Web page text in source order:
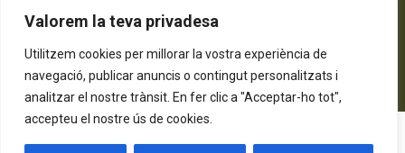
Valorem la teva privadesa
Utilitzem cookies per millorar la vostra experiència de
navegació, publicar anuncis o contingut personalitzats i
analitzar el nostre trànsit. En fer clic a "Acceptar-ho tot",
accepteu el nostre ús de cookies.
Política de Privadesa Política de Cookies